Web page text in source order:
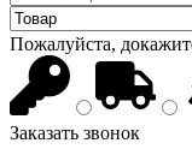
Пожалуйста,
Заказать звонок